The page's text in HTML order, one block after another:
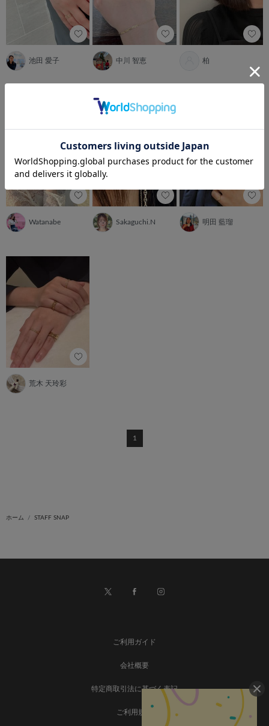
池田 愛子 中川 智恵 柏
Watanabe Sakaguchi.N 明田 藍瑠
荒木 天玲彩
1
ホーム STAFF SNAP
ご利用ガイド
会社概要
特定商取引法に基づく表記
ご利用規約